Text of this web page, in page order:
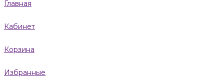
Главная
Кабинет
Корзина
Избранные